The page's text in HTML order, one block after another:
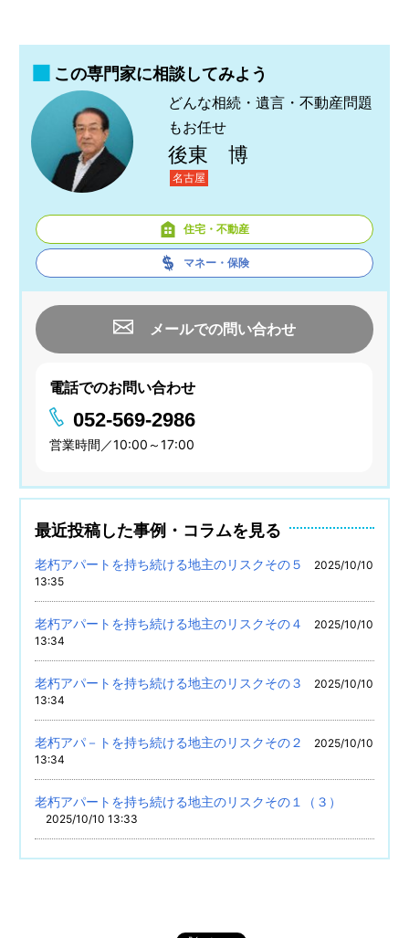
この専門家に相談してみよう
どんな相続・遺言・不動産問題
もお任せ
後東 博
名古屋
住宅・不動産
マネー・保険
メールでの問い合わせ
電話でのお問い合わせ
052-569-2986
営業時間／10:00～17:00
最近投稿した事例・コラムを見る
老朽アパートを持ち続ける地主のリスクその５
2025/10/10
13:35
老朽アパートを持ち続ける地主のリスクその４
2025/10/10
13:34
老朽アパートを持ち続ける地主のリスクその３
2025/10/10
13:34
老朽アパ－トを持ち続ける地主のリスクその２
2025/10/10
13:34
老朽アパートを持ち続ける地主のリスクその１（３）
2025/10/10 13:33